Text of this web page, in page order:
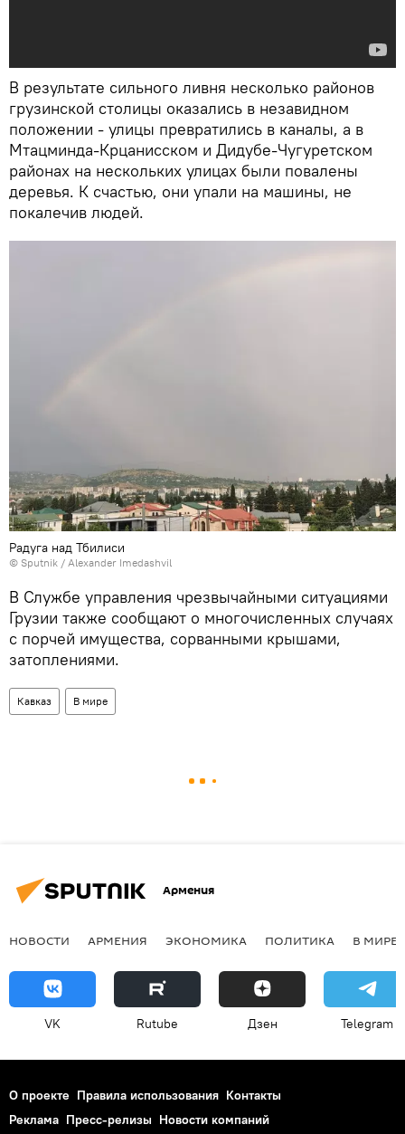
В результате сильного ливня несколько районов
грузинской столицы оказались в незавидном
положении - улицы превратились в каналы, а в
Мтацминда-Крцанисском и Дидубе-Чугуретском
районах на нескольких улицах были повалены
деревья. К счастью, они упали на машины, не
покалечив людей.
Радуга над Тбилиси
© Sputnik / Alexander Imedashvil
В Службе управления чрезвычайными ситуациями
Грузии также сообщают о многочисленных случаях
с порчей имущества, сорванными крышами,
затоплениями.
Кавказ В мире
Армения
НОВОСТИ АРМЕНИЯ ЭКОНОМИКА ПОЛИТИКА В МИРЕ
VK Rutube Дзен Telegram
О проекте Правила использования Контакты
Реклама Пресс-релизы Новости компаний